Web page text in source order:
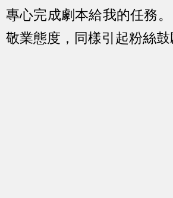
專心完成劇本給我的任務。
敬業態度，同樣引起粉絲鼓